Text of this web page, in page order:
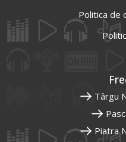
Politica de
Târgu
Piatra